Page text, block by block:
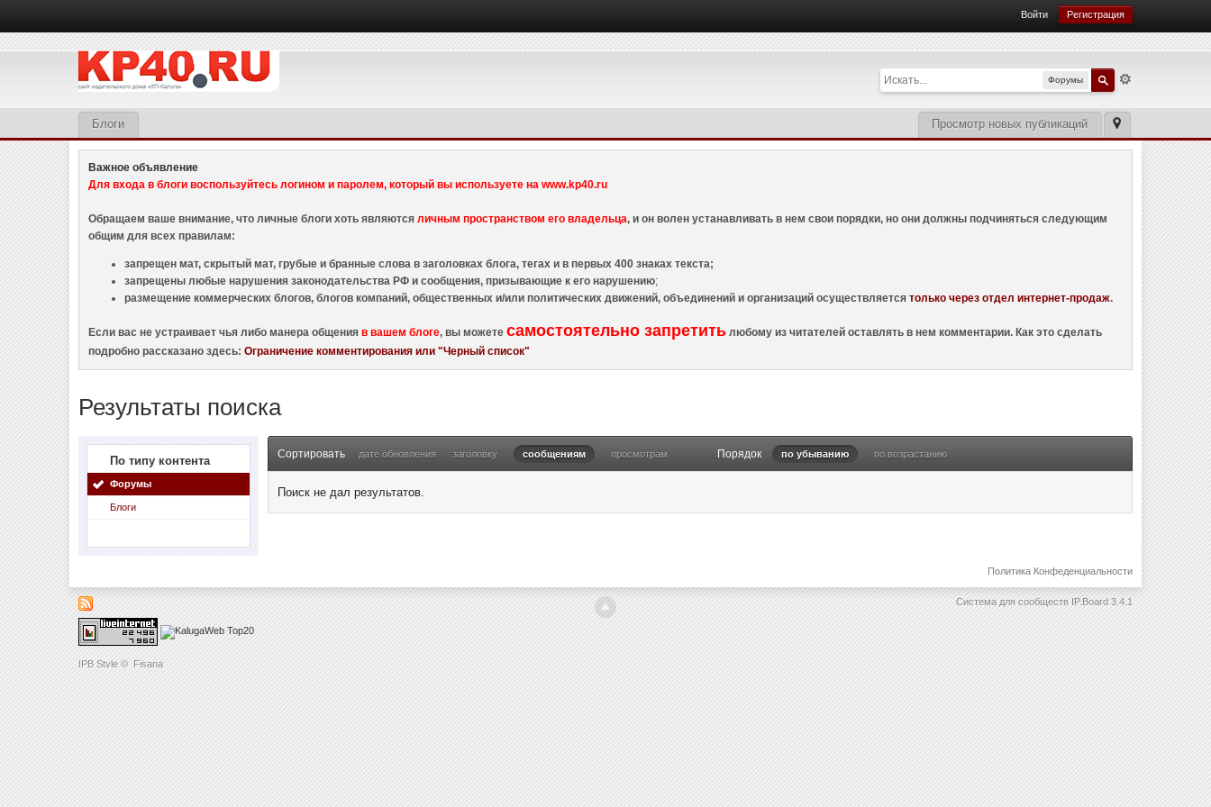
IPB Style © Fisana
Войти Регистрация
Форумы
Просмотр новых публикаций
Блоги
Важное объявление
Для входа в блоги воспользуйтесь логином и паролем, который вы используете на www.kp40.ru
Обращаем ваше внимание, что личные блоги хоть являютсяличным пространством его владельца, и он волен устанавливать в нем свои порядки, но они должны подчиняться следующим
общим для всех правилам:
запрещен мат, скрытый мат, грубые и бранные слова в заголовках блога, тегах и в первых 400 знаках текста;
запрещены любые нарушения законодательства РФ и сообщения, призывающие к его нарушению;
размещение коммерческих блогов, блогов компаний, общественных и/или политических движений, объединений и организаций осуществляетсятолько через отдел интернет-продаж.
Если вас не устраивает чья либо манера общенияв вашем блоге, вы можетесамостоятельно запретить любому из читателей оставлять в нем комментарии. Как это сделать
подробно рассказано здесь:Ограничение комментирования или "Черный список"
Результаты поиска
По типу контента
Форумы
Блоги
Сортировать дате обновления заголовку сообщениям просмотрам Порядок по убыванию по возрастанию
Поиск не дал результатов.
Политика Конфеденциальности
Система для сообществ IP.Board 3.4.1